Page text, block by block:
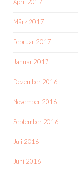
April 2017
März 2017
Februar 2017
Januar 2017
Dezember 2016
November 2016
September 2016
Juli 2016
Juni 2016